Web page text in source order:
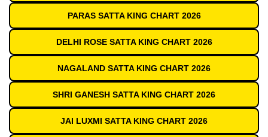
PARAS SATTA KING CHART 2026
DELHI ROSE SATTA KING CHART 2026
NAGALAND SATTA KING CHART 2026
SHRI GANESH SATTA KING CHART 2026
JAI LUXMI SATTA KING CHART 2026